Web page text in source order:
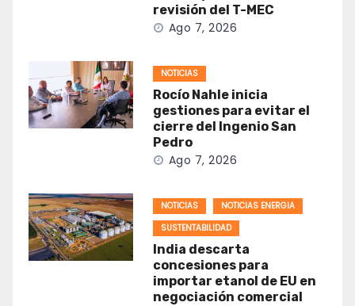
revisión del T-MEC
Ago 7, 2026
NOTICIAS
Rocío Nahle inicia
gestiones para evitar el
cierre del Ingenio San
Pedro
Ago 7, 2026
NOTICIAS
NOTICIAS ENERGIA
SUSTENTABILIDAD
India descarta
concesiones para
importar etanol de EU en
negociación comercial